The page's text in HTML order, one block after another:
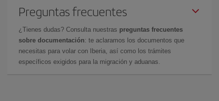
Preguntas frecuentes
¿Tienes dudas? Consulta nuestras preguntas frecuentes
sobre documentación: te aclaramos los documentos que
necesitas para volar con Iberia, así como los trámites
específicos exigidos para la migración y aduanas.